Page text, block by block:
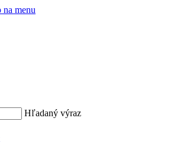
na menu
Hľadaný výraz